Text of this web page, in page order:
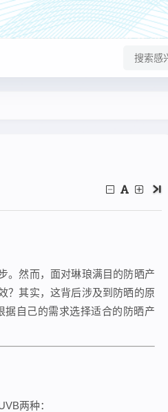
。然而，面对琳琅满目的防晒产
？其实，这背后涉及到防晒的原
自己的需求选择适合的防晒产
两种：